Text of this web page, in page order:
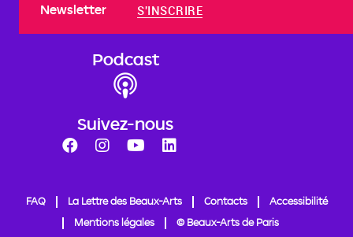
Newsletter S'INSCRIRE
Podcast
Suivez-nous
FAQ La Lettre des Beaux-Arts Contacts
Accessibilité
Mentions légales
© Beaux-Arts de Paris